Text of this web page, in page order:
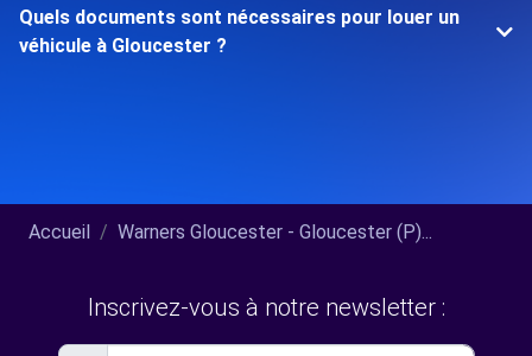
Quels documents sont nécessaires pour louer un
véhicule à Gloucester ?
Accueil Warners Gloucester - Gloucester (P)...
Inscrivez-vous à notre newsletter :